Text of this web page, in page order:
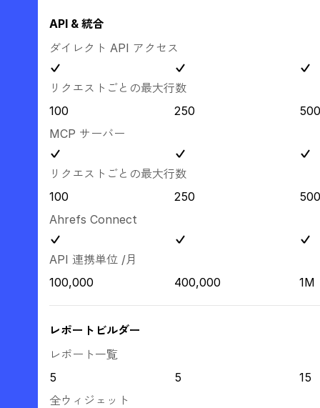
API & 統合
ダイレクト API アクセス
リクエストごとの最大行数
100
250
500
MCP サーバー
リクエストごとの最大行数
100
250
500
Ahrefs Connect
API 連携単位 /月
100,000
400,000 1M
レポートビルダー
レポート一覧
5
5
15
全ウィジェット